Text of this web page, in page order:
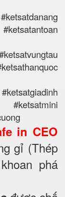
in CEO
gỉ (Thép
phá